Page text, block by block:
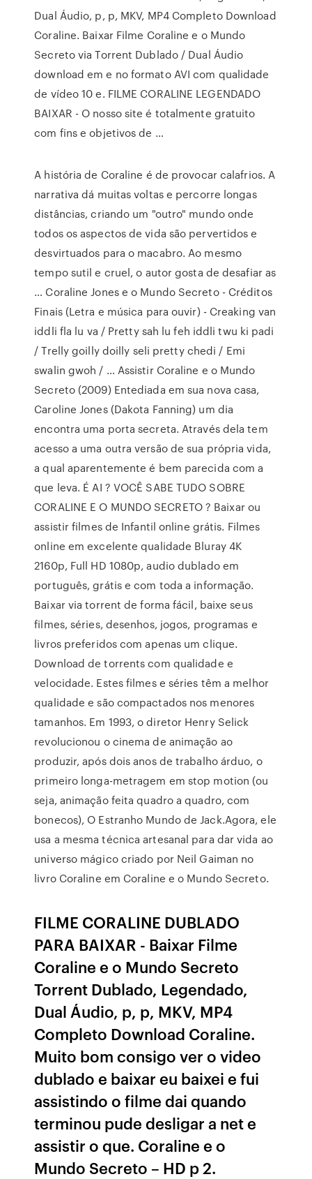
Dual Áudio, p, p, MKV, MP4 Completo Download
Coraline. Baixar Filme Coraline e o Mundo
Secreto via Torrent Dublado / Dual Áudio
download em e no formato AVI com qualidade
de vídeo 10 e. FILME CORALINE LEGENDADO
BAIXAR - O nosso site é totalmente gratuito
com fins e objetivos de …
A história de Coraline é de provocar calafrios. A
narrativa dá muitas voltas e percorre longas
distâncias, criando um "outro" mundo onde
todos os aspectos de vida são pervertidos e
desvirtuados para o macabro. Ao mesmo
tempo sutil e cruel, o autor gosta de desafiar as
… Coraline Jones e o Mundo Secreto - Créditos
Finais (Letra e música para ouvir) - Creaking van
iddli fla lu va / Pretty sah lu feh iddli twu ki padi
/ Trelly goilly doilly seli pretty chedi / Emi
swalin gwoh / … Assistir Coraline e o Mundo
Secreto (2009) Entediada em sua nova casa,
Caroline Jones (Dakota Fanning) um dia
encontra uma porta secreta. Através dela tem
acesso a uma outra versão de sua própria vida,
a qual aparentemente é bem parecida com a
que leva. É AI ? VOCÊ SABE TUDO SOBRE
CORALINE E O MUNDO SECRETO ? Baixar ou
assistir filmes de Infantil online grátis. Filmes
online em excelente qualidade Bluray 4K
2160p, Full HD 1080p, audio dublado em
português, grátis e com toda a informação.
Baixar via torrent de forma fácil, baixe seus
filmes, séries, desenhos, jogos, programas e
livros preferidos com apenas um clique.
Download de torrents com qualidade e
velocidade. Estes filmes e séries têm a melhor
qualidade e são compactados nos menores
tamanhos. Em 1993, o diretor Henry Selick
revolucionou o cinema de animação ao
produzir, após dois anos de trabalho árduo, o
primeiro longa-metragem em stop motion (ou
seja, animação feita quadro a quadro, com
bonecos), O Estranho Mundo de Jack.Agora, ele
usa a mesma técnica artesanal para dar vida ao
universo mágico criado por Neil Gaiman no
livro Coraline em Coraline e o Mundo Secreto.
FILME CORALINE DUBLADO
PARA BAIXAR - Baixar Filme
Coraline e o Mundo Secreto
Torrent Dublado, Legendado,
Dual Áudio, p, p, MKV, MP4
Completo Download Coraline.
Muito bom consigo ver o video
dublado e baixar eu baixei e fui
assistindo o filme dai quando
terminou pude desligar a net e
assistir o que. Coraline e o
Mundo Secreto – HD p 2.